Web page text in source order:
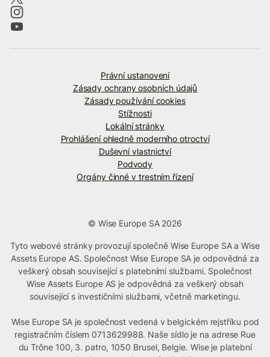
Právní ustanovení
Zásady ochrany osobních údajů
Zásady používání cookies
Stížnosti
Lokální stránky
Prohlášení ohledně moderního otroctví
Duševní vlastnictví
Podvody
Orgány činné v trestním řízení
© Wise Europe SA 2026
Tyto webové stránky provozují společně Wise Europe SA a Wise
Assets Europe AS. Společnost Wise Europe SA je odpovědná za
veškerý obsah související s platebními službami. Společnost
Wise Assets Europe AS je odpovědná za veškerý obsah
související s investičními službami, včetně marketingu.
Wise Europe SA je společnost vedená v belgickém rejstříku pod
registračním číslem 0713629988. Naše sídlo je na adrese Rue
du Trône 100, 3. patro, 1050 Brusel, Belgie. Wise je platební